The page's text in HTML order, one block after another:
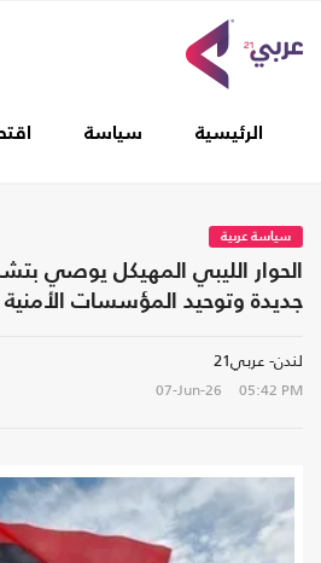
الرئيسية سياسة
سياسة عربية
الحوار الليبي المهيكل يوصي
جديدة وتوحيد المؤسسات الأمنية
لندن- عربي21
07-Jun-26 05:42 PM